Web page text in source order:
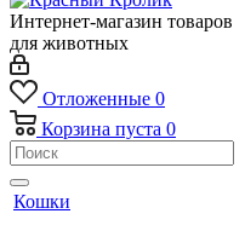
Интернет-магазин товаров
для животных
Отложенные 0
Корзина пуста 0
Кошки